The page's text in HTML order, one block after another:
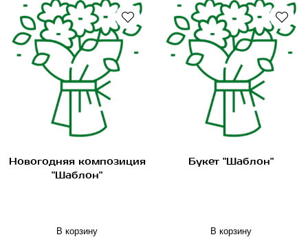
Новогодняя композиция
"Шаблон"
В корзину
Букет "Шаблон"
В корзину